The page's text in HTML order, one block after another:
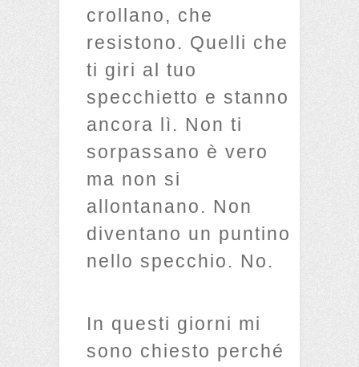
crollano, che
resistono. Quelli che
ti giri al tuo
specchietto e stanno
ancora lì. Non ti
sorpassano è vero
ma non si
allontanano. Non
diventano un puntino
nello specchio. No.
In questi giorni mi
sono chiesto perché